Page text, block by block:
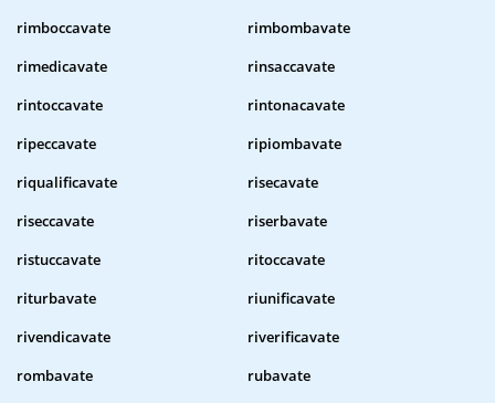
rimboccavate
rimbombavate
rimedicavate
rinsaccavate
rintoccavate
rintonacavate
ripeccavate
ripiombavate
riqualificavate
risecavate
riseccavate
riserbavate
ristuccavate
ritoccavate
riturbavate
riunificavate
rivendicavate
riverificavate
rombavate
rubavate